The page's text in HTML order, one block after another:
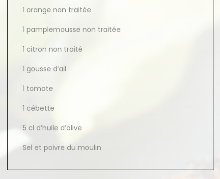
1 orange non traitée
1 pamplemousse non traitée
1 citron non traité
1 gousse d’ail
1 tomate
1 cébette
5 cl d’huile d’olive
Sel et poivre du moulin